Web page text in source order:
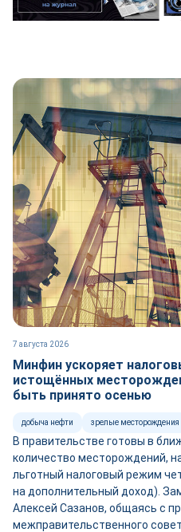
7 августа 2026
Минфин ускоряет
истощённых
быть принято осенью
добыча нефти зрелые месторождения
В правительстве готовы в
количество месторождений,
льготный налоговый режим
на дополнительный доход).
Алексей Сазанов, общаясь с
межправительственного